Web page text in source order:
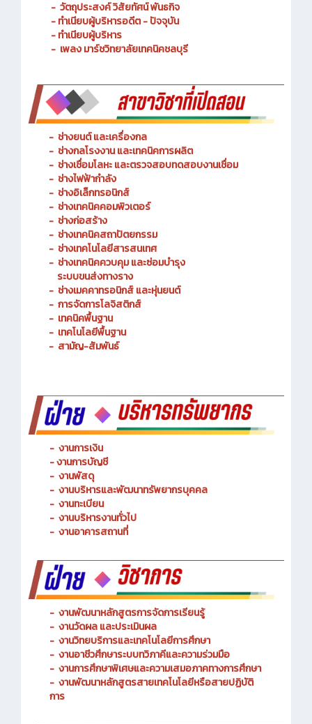
- ประวัติความเป็นมา
- วัตถุประสงค์ วิสัยทัศน์ พันธกิจ
- ทำเนียบผู้บริหารอดีต - ปัจจุบัน
- ทำเนียบผู้บริหาร
- ช่างยนต์ และเครื่องกล
- ช่างกลโรงงาน และเทคนิคการผลิต
- ช่างเชื่อมโลหะ และตรวจสอบทดสอบงานเชื่อม
- ช่างไฟฟ้ากำลัง
- ช่างอิเล็กทรอนิกส์
- ช่างเทคนิคคอมพิวเตอร์
- ช่างก่อสร้าง
- ช่างเทคนิคสถาปัตยกรรม
- ช่างเทคโนโลยีสารสนเทศ
ช่างเทคนิคควบคุม และซ่อมบำรุง
ระบบขนส่งทางราง
- ช่างเมคคาทรอนิกส์ และหุ่นยนต์
- การจัดการโลจิสติกส์
- เทคนิคพื้นฐาน
- เทคโนโลยีพื้นฐาน
-งานการเงิน
- งานการบัญชี
- งานพัสดุ
- งานบริหารและพัฒนาทรัพยากรบุคคล
- งานทะเบียน
- งานบริหารงานทั่วไป
- งานพัฒนาหลักสูตรการจัดการเรียนรู้
- งานวัดผล และประเมินผล
- งานวิทยบริการและเทคโนโลยีการศึกษา
- งานอาชีวศึกษาระบบทวิภาคีและความร่วมมือ
- งานการศึกษาพิเศษและความเสมอภาคทางการศึกษา
- งานพัฒนาหลักสูตรสายเทคโนโลยีหรือสายปฏิบัติ